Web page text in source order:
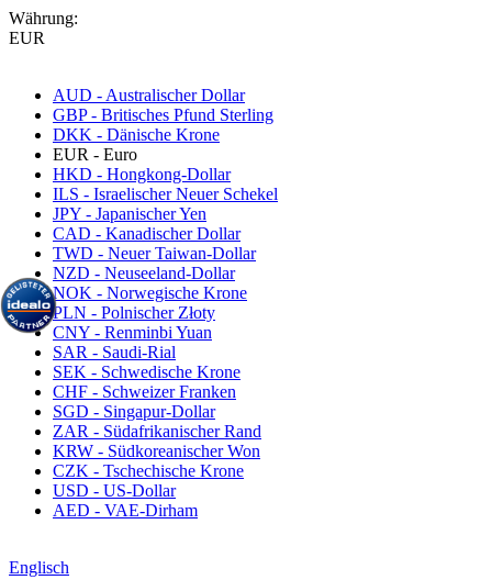
Währung:
EUR
AUD - Australischer Dollar
GBP - Britisches Pfund Sterling
DKK - Dänische Krone
EUR - Euro
HKD - Hongkong-Dollar
ILS - Israelischer Neuer Schekel
JPY - Japanischer Yen
CAD - Kanadischer Dollar
TWD - Neuer Taiwan-Dollar
NZD - Neuseeland-Dollar
NOK - Norwegische Krone
PLN - Polnischer Złoty
CNY - Renminbi Yuan
SAR - Saudi-Rial
SEK - Schwedische Krone
CHF - Schweizer Franken
SGD - Singapur-Dollar
ZAR - Südafrikanischer Rand
KRW - Südkoreanischer Won
CZK - Tschechische Krone
USD - US-Dollar
AED - VAE-Dirham
Englisch